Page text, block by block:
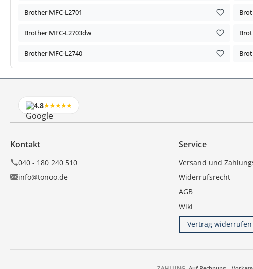
Brother MFC-L2701
Brother MFC-L2703dw
Brother MFC-L2740
4.8★★★★★
Kontakt
040 - 180 240 510
info@tonoo.de
Service
Versand und
Widerrufsrecht
AGB
Wiki
Vertrag widerrufen